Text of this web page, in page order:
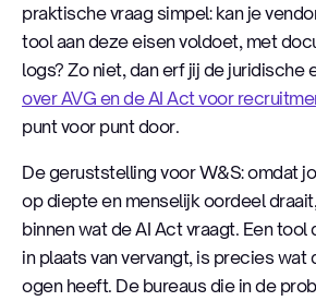
praktische vraag simpel: kan je
tool aan deze eisen voldoet, met
logs? Zo niet, dan erf jij de juridische
over AVG en de AI Act voor
punt voor punt door.
De geruststelling voor W&S: omdat
op diepte en menselijk oordeel
binnen wat de AI Act vraagt. Een
in plaats van vervangt, is precies
ogen heeft. De bureaus die in de